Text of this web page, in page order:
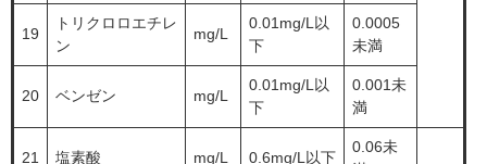
19
トリクロロエチレ
ン
mg/L
0.01mg/L以
下
0.0005
未満
20 ベンゼン mg/L
0.01mg/L以
下
0.001未
満
21 塩素酸 mg/L 0.6mg/L以下
0.06未